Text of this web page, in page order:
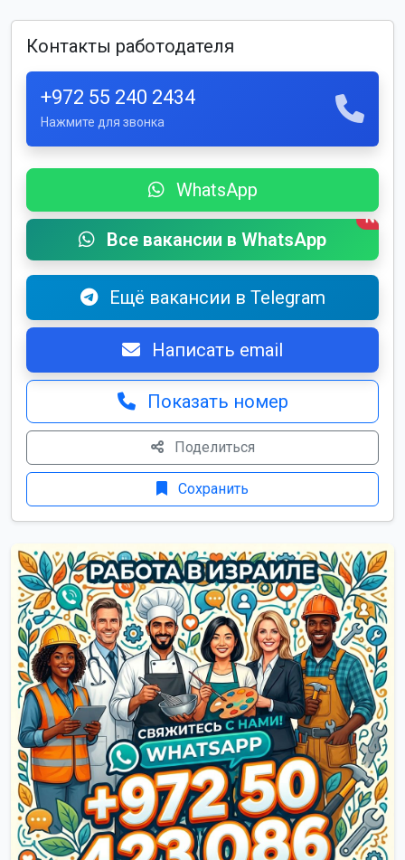
Контакты работодателя
+972 55 240 2434
Нажмите для звонка
WhatsApp
Все вакансии в WhatsApp
New
Ещё вакансии в Telegram
Написать email
Показать номер
Поделиться
Сохранить